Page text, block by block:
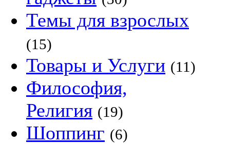
Темы для взрослых
(15)
Товары и Услуги (11)
Философия,
Религия (19)
Шоппинг (6)